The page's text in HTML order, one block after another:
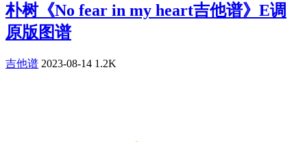
朴树《No fear in my heart吉他谱》E调
原版图谱
吉他谱 2023-08-14 1.2K